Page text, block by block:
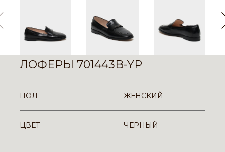
ЛОФЕРЫ 701443B-YP
ПОЛ ЖЕНСКИЙ
ЦВЕТ ЧЕРНЫЙ